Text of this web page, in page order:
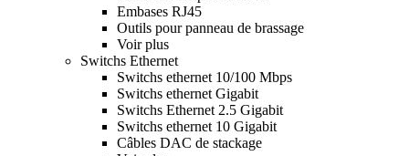
Embases RJ45
Outils pour panneau de brassage
Voir plus
Switchs Ethernet
Switchs ethernet 10/100 Mbps
Switchs ethernet Gigabit
Switchs Ethernet 2.5 Gigabit
Switchs ethernet 10 Gigabit
Câbles DAC de stackage